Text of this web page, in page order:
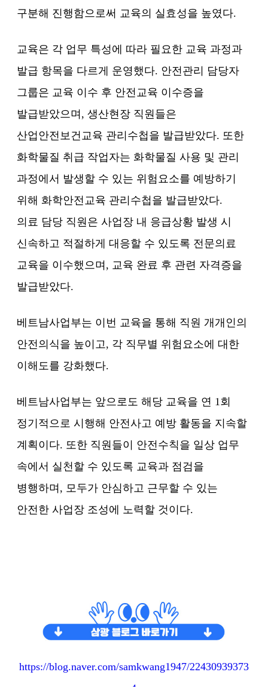
구분해 진행함으로써 교육의 실효성을 높였다.
교육은 각 업무 특성에 따라 필요한 교육 과정과
발급 항목을 다르게 운영했다. 안전관리 담당자
그룹은 교육 이수 후 안전교육 이수증을
발급받았으며, 생산현장 직원들은
산업안전보건교육 관리수첩을 발급받았다. 또한
화학물질 취급 작업자는 화학물질 사용 및 관리
과정에서 발생할 수 있는 위험요소를 예방하기
위해 화학안전교육 관리수첩을 발급받았다.
의료 담당 직원은 사업장 내 응급상황 발생 시
신속하고 적절하게 대응할 수 있도록 전문의료
교육을 이수했으며, 교육 완료 후 관련 자격증을
발급받았다.
베트남사업부는 이번 교육을 통해 직원 개개인의
안전의식을 높이고, 각 직무별 위험요소에 대한
이해도를 강화했다.
베트남사업부는 앞으로도 해당 교육을 연 1회
정기적으로 시행해 안전사고 예방 활동을 지속할
계획이다. 또한 직원들이 안전수칙을 일상 업무
속에서 실천할 수 있도록 교육과 점검을
병행하며, 모두가 안심하고 근무할 수 있는
안전한 사업장 조성에 노력할 것이다.
https://blog.naver.com/samkwang1947/22430939373